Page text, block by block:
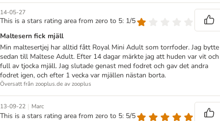
14-05-27
This is a stars rating area from zero to 5: 1/5
Maltesern fick mjäll
Min maltesertjej har alltid fått Royal Mini Adult som torrfoder. Jag bytte
sedan till Maltese Adult. Efter 14 dagar märkte jag att huden var vit och
full av tjocka mjäll. Jag slutade genast med fodret och gav det andra
fodret igen, och efter 1 vecka var mjällen nästan borta.
Översatt från zooplus.de av zooplus
13-09-22 | Marc
This is a stars rating area from zero to 5: 5/5